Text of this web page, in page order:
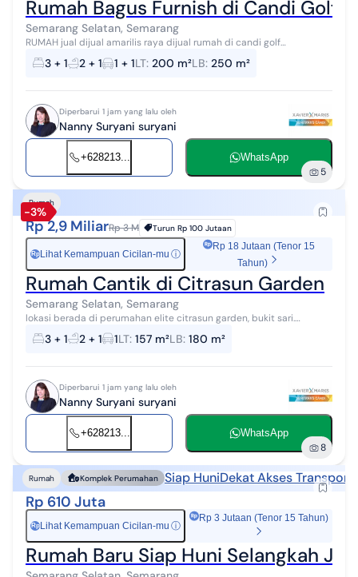
Rumah Bagus Furnish di Candi Golf
Semarang Selatan, Semarang
RUMAH jual dijual amarilis raya dijual rumah di candi golf
SEMARANG SEMARANG SELATAN
3 + 1 2 + 1 1 + 1LT: 200 m²LB: 250 m²
Diperbarui 1 jam yang lalu oleh
Nanny Suryani suryani
+628213... WhatsApp
5
-3%
Rumah
Rp 2,9 MiliarRp 3 M Turun Rp 100 Jutaan
RpLihat Kemampuan Cicilan-mu ⓘ
Rp 18 Jutaan (Tenor 15
Tahun)
Rumah Cantik di Citrasun Garden
Semarang Selatan, Semarang
lokasi berada di perumahan elite citrasun garden, bukit sari.
3 + 1 2 + 1 1LT: 157 m²LB: 180 m²
Diperbarui 1 jam yang lalu oleh
Nanny Suryani suryani
+628213... WhatsApp
8
Rumah Komplek Perumahan Siap HuniDekat Akses
Rp 610 Juta
RpLihat Kemampuan Cicilan-mu ⓘ
Rp 3 Jutaan (Tenor 15 Tahun)
Rumah Baru Siap Huni Selangkah